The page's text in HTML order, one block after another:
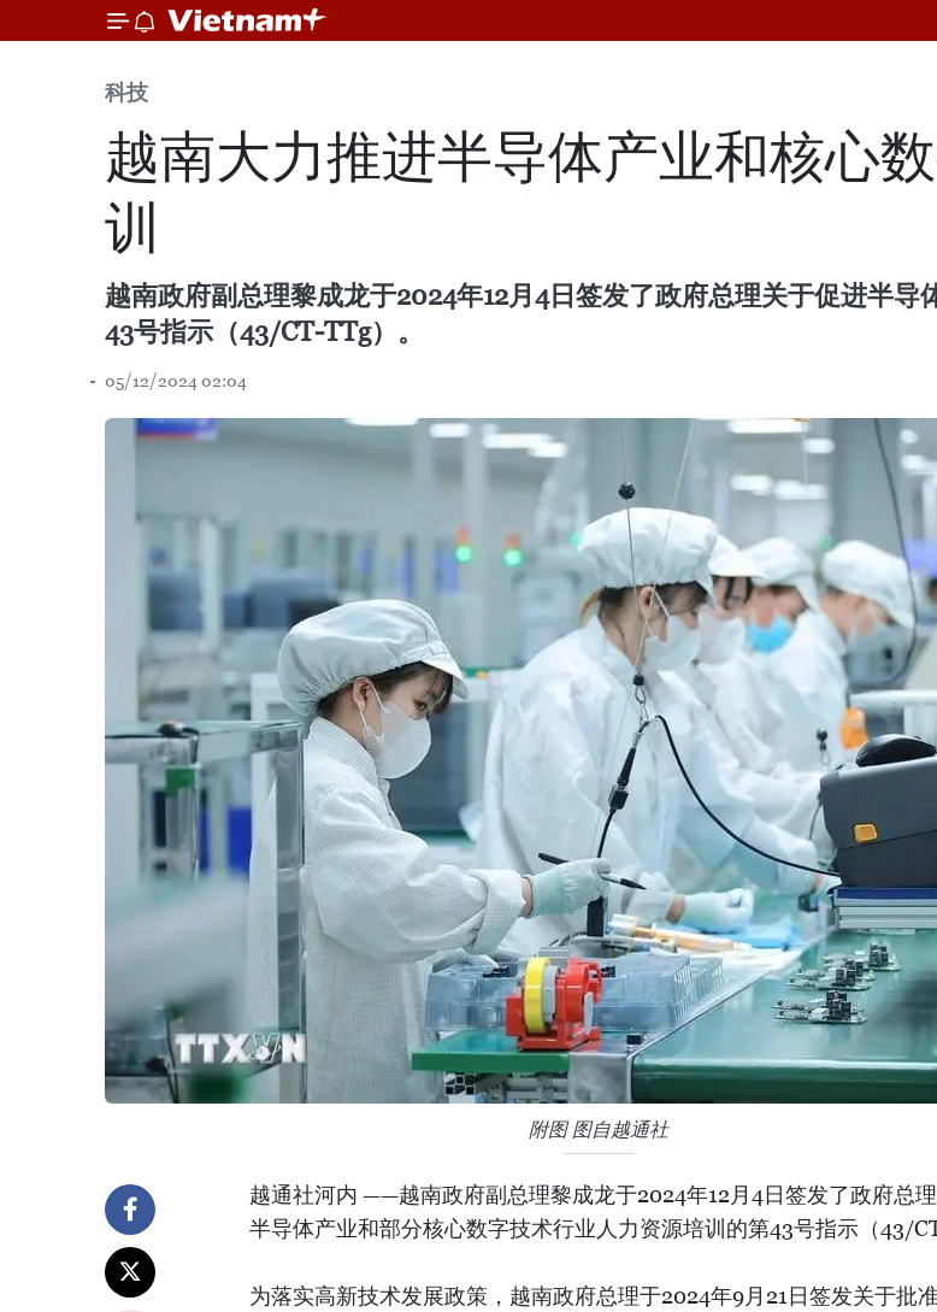
科技
越南大力推进半导体产业和核心
训
越南政府副总理黎成龙于2024年12月4日签发了政府总理关于促进半
43号指示（43/CT-TTg）。
05/12/2024 02:04
附图 图自越通社
越通社河内 ——越南政府副总理黎成龙于2024年12月4日签发了政府总
半导体产业和部分核心数字技术行业人力资源培训的第43号指示（43/
为落实高新技术发展政策，越南政府总理于2024年9月21日签发关于批